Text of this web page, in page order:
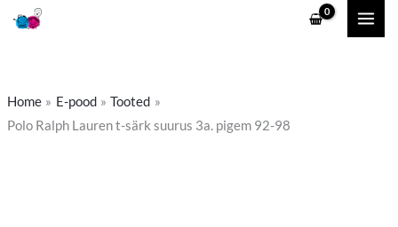
Skip
Home E-pood
Tooted
Polo Ralph Lauren t-särk suurus 3a. pigem 92-98